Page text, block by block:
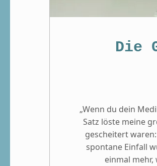
Die
„Wenn du dein
Satz löste meine
gescheitert
spontane Einfall
einmal mehr,